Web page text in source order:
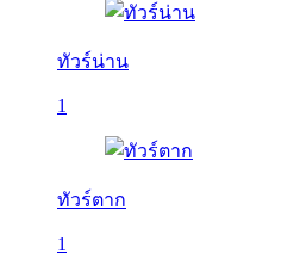
ทัวร์น่าน
1
ทัวร์ตาก
1